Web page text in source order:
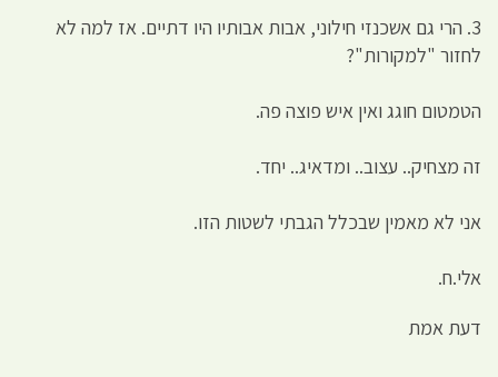
3. הרי גם אשכנזי חילוני, אבות אבותיו היו דתיים. אז למה לא
לחזור "למקורות"?
הטמטום חוגג ואין איש פוצה פה.
זה מצחיק.. עצוב.. ומדאיג.. יחד.
אני לא מאמין שבכלל הגבתי לשטות הזו.
אלי.ח.
דעת אמת